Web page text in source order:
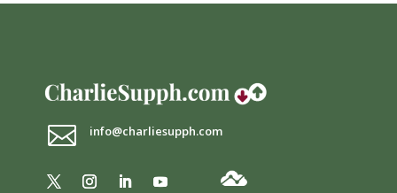
 info@charliesupph.com